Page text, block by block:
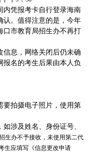
凭报考卡自行登录海南
认。值得注意的是，今年
口市教育局招生办不再打
息，网络关闭后仍未确
名的考生后果由本人负
拍摄电子照片，使用第
涉及姓名、身份证号、
生办不予接收，未使用第二代
生应填写《信息更改申请